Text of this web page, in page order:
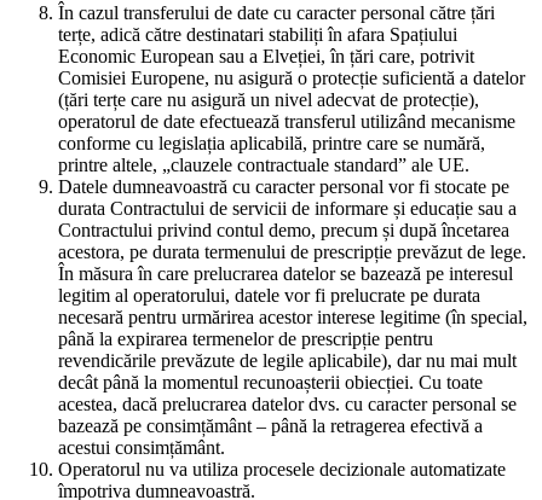
În cazul transferului de date cu caracter personal către țări
terțe, adică către destinatari stabiliți în afara Spațiului
Economic European sau a Elveției, în țări care, potrivit
Comisiei Europene, nu asigură o protecție suficientă a datelor
(țări terțe care nu asigură un nivel adecvat de protecție),
operatorul de date efectuează transferul utilizând mecanisme
conforme cu legislația aplicabilă, printre care se numără,
printre altele, „clauzele contractuale standard” ale UE.
Datele dumneavoastră cu caracter personal vor fi stocate pe
durata Contractului de servicii de informare și educație sau a
Contractului privind contul demo, precum și după încetarea
acestora, pe durata termenului de prescripție prevăzut de lege.
În măsura în care prelucrarea datelor se bazează pe interesul
legitim al operatorului, datele vor fi prelucrate pe durata
necesară pentru urmărirea acestor interese legitime (în special,
până la expirarea termenelor de prescripție pentru
revendicările prevăzute de legile aplicabile), dar nu mai mult
decât până la momentul recunoașterii obiecției. Cu toate
acestea, dacă prelucrarea datelor dvs. cu caracter personal se
bazează pe consimțământ – până la retragerea efectivă a
acestui consimțământ.
Operatorul nu va utiliza procesele decizionale automatizate
împotriva dumneavoastră.